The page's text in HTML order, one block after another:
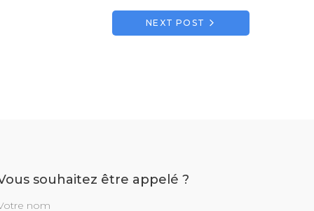
NEXT POST
souhaitez être appelé ?
nom